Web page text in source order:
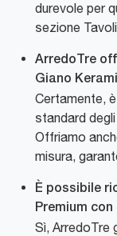
durevole per
sezione
ArredoTre
Giano
Certamente,
standard
Offriamo
misura,
È possibile
Premium
Sì, ArredoTre